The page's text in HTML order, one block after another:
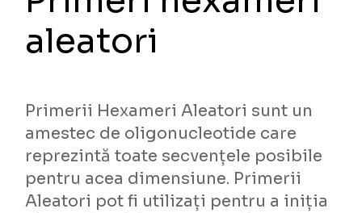
aleatori
Primerii Hexameri Aleatori sunt un
amestec de oligonucleotide care
reprezintă toate secvențele posibile
pentru acea dimensiune. Primerii
Aleatori pot fi utilizați pentru a iniția